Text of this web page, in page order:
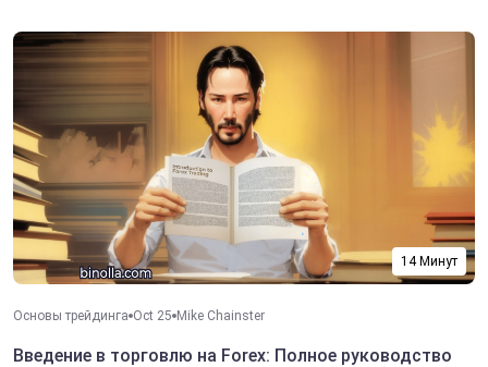
14 Минут
Основы трейдинга Oct 25 Mike Chainster
Введение в торговлю на Forex: Полное руководство